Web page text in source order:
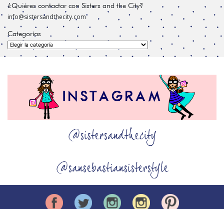
¿Quiéres contactar con Sisters and the City?
info@sistersandthecity.com
Categorías
Categorías
@sistersandthecity
@sansebastiansisterstyle